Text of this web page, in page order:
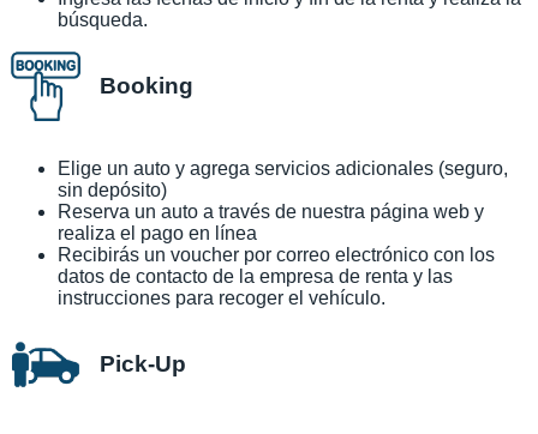
búsqueda.
Booking
Elige un auto y agrega servicios adicionales (seguro,
sin depósito)
Reserva un auto a través de nuestra página web y
realiza el pago en línea
Recibirás un voucher por correo electrónico con los
datos de contacto de la empresa de renta y las
instrucciones para recoger el vehículo.
Pick-Up